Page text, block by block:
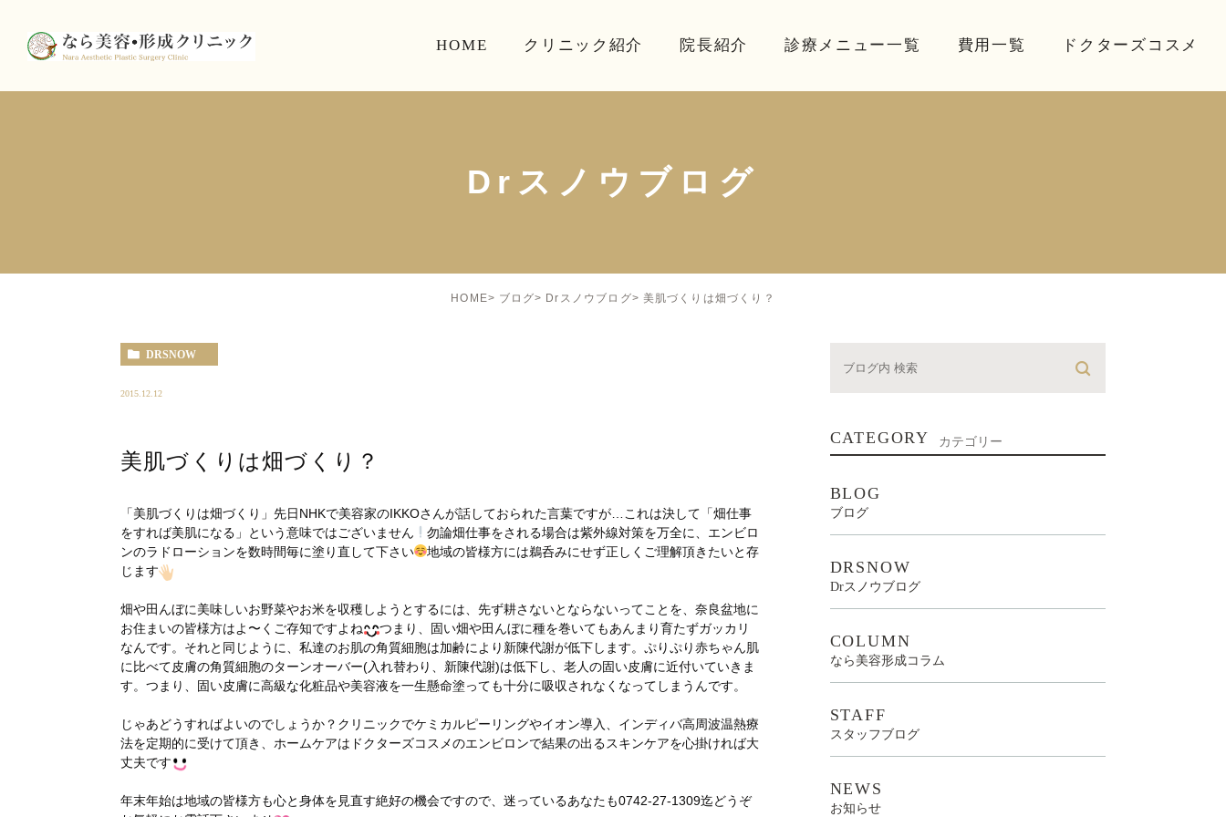
HOME クリニック紹介 院長紹介 診療メニュー一覧 費用一覧 ドクターズコスメ
Drスノウブログ
HOME ブログ Drスノウブログ 美肌づくりは畑づくり？
DRSNOW
2015.12.12
美肌づくりは畑づくり？
「美肌づくりは畑づくり」先日NHKで美容家のIKKOさんが話しておられた言葉ですが…これは決して「畑仕事
をすれば美肌になる」という意味ではございません
勿論畑仕事をされる場合は紫外線対策を万全に、エンビロ
ンのラドローションを数時間毎に塗り直して下さい
地域の皆様方には鵜呑みにせず正しくご理解頂きたいと存
じます
畑や田んぼに美味しいお野菜やお米を収穫しようとするには、先ず耕さないとならないってことを、奈良盆地に
お住まいの皆様方はよ〜くご存知ですよね
つまり、固い畑や田んぼに種を巻いてもあんまり育たずガッカリ
なんです。それと同じように、私達のお肌の角質細胞は加齢により新陳代謝が低下します。ぷりぷり赤ちゃん肌
に比べて皮膚の角質細胞のターンオーバー(入れ替わり、新陳代謝)は低下し、老人の固い皮膚に近付いていきま
す。つまり、固い皮膚に高級な化粧品や美容液を一生懸命塗っても十分に吸収されなくなってしまうんです。
じゃあどうすればよいのでしょうか？クリニックでケミカルピーリングやイオン導入、インディバ高周波温熱療
法を定期的に受けて頂き、ホームケアはドクターズコスメのエンビロンで結果の出るスキンケアを心掛ければ大
丈夫です
年末年始は地域の皆様方も心と身体を見直す絶好の機会ですので、迷っているあなたも0742-27-1309迄どうぞ
CATEGORY カテゴリー
BLOG
ブログ
DRSNOW
Drスノウブログ
COLUMN
なら美容形成コラム
STAFF
スタッフブログ
NEWS
お知らせ